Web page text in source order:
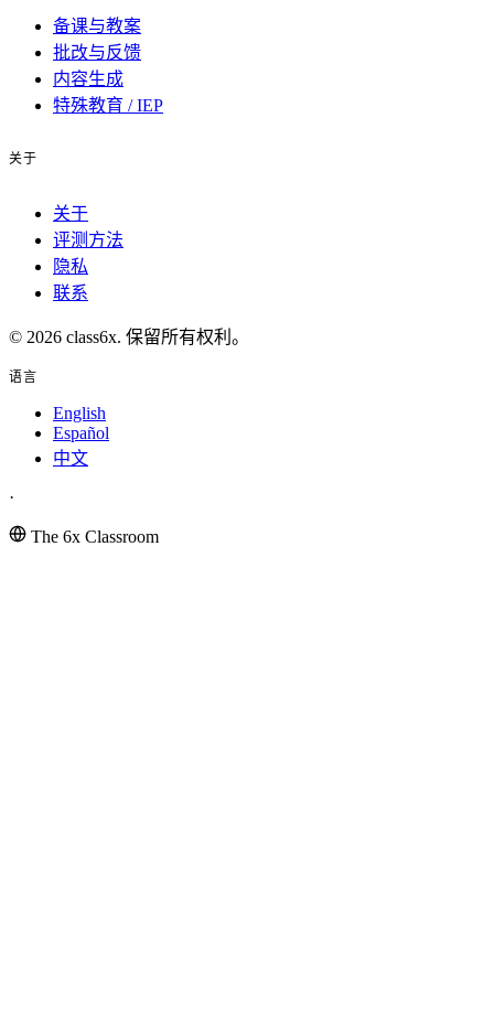
备课与教案
批改与反馈
内容生成
特殊教育 / IEP
关于
关于
评测方法
隐私
联系
© 2026 class6x. 保留所有权利。
语言
English
Español
中文
·
The 6x Classroom